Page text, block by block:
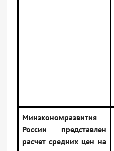
Минэкономразвития
России представлен
расчет средних цен на